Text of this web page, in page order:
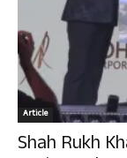
Article
Shah Rukh